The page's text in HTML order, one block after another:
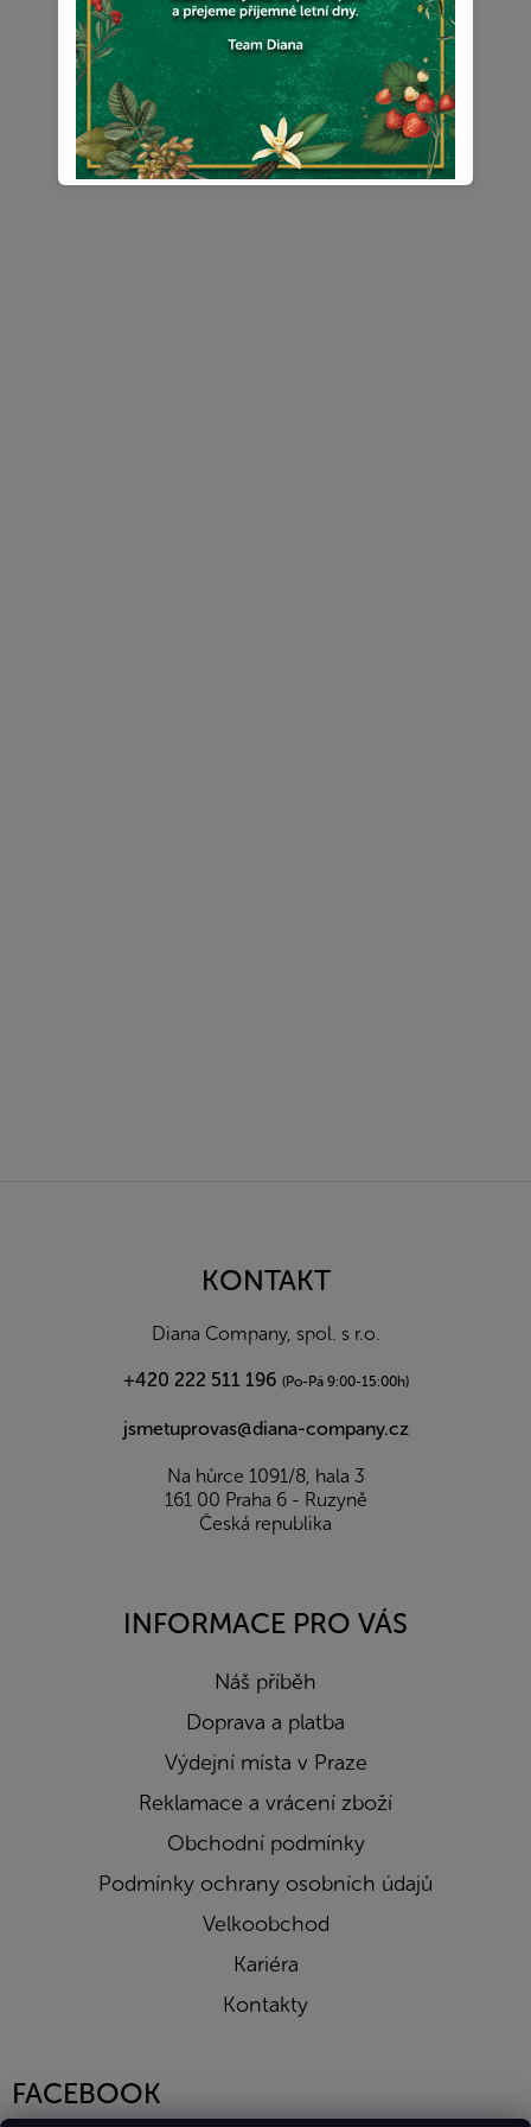
KONTAKT
Diana Company, spol. s r.o.
+420 222 511 196 (Po-Pá 9:00-15:00h)
jsmetuprovas@diana-company.cz
Na hůrce 1091/8, hala 3
161 00 Praha 6 - Ruzyně
Česká republika
INFORMACE PRO VÁS
Náš příběh
Doprava a platba
Výdejní místa v Praze
Reklamace a vrácení zboží
Obchodní podmínky
Podmínky ochrany osobních údajů
Velkoobchod
Kariéra
Kontakty
FACEBOOK